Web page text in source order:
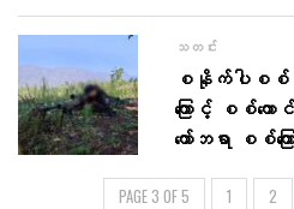
သတင်း
စနိုက်ပါစစ်
ကြောင့် စစ်က
ကော်ဘရာ စစ်ကြ
PAGE 3 OF 5 1 2